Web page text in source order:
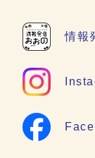
情報